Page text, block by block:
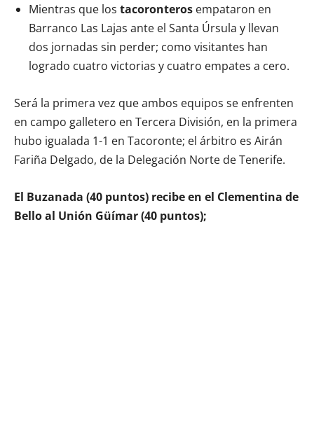
Mientras que los tacoronteros empataron en
Barranco Las Lajas ante el Santa Úrsula y llevan
dos jornadas sin perder; como visitantes han
logrado cuatro victorias y cuatro empates a cero.
Será la primera vez que ambos equipos se enfrenten
en campo galletero en Tercera División, en la primera
hubo igualada 1-1 en Tacoronte; el árbitro es Airán
Fariña Delgado, de la Delegación Norte de Tenerife.
El Buzanada (40 puntos) recibe en el Clementina de
Bello al Unión Güímar (40 puntos);